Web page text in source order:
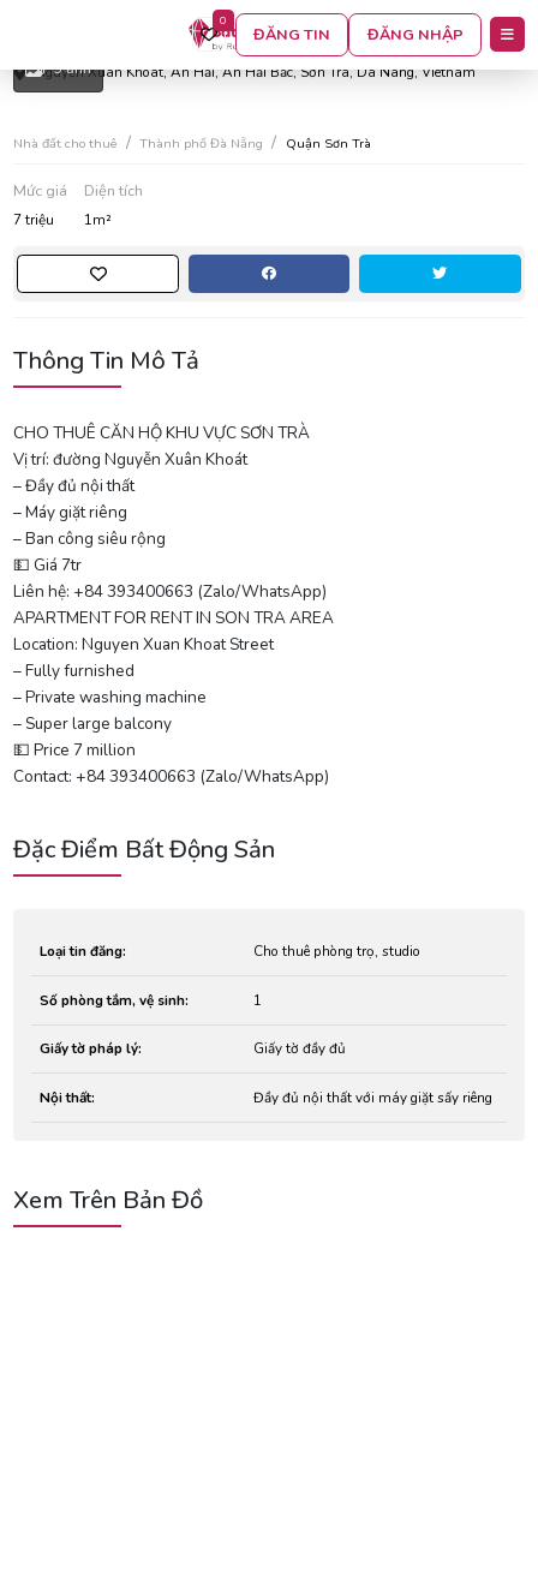
0
ĐĂNG TIN ĐĂNG NHẬP
Cho thuê căn hộ khu vực sơn trà
Nguyễn Xuân Khoát, An Hải, An Hải Bắc, Sơn Trà, Da Nang, Vietnam
5 ảnh
Nhà đất cho thuê Thành phố Đà Nẵng Quận Sơn Trà
Mức giá
7 triệu
Diện tích
1m²
Thông Tin Mô Tả
CHO THUÊ CĂN HỘ KHU VỰC SƠN TRÀ
Vị trí: đường Nguyễn Xuân Khoát
– Đầy đủ nội thất
– Máy giặt riêng
– Ban công siêu rộng
💵 Giá 7tr
Liên hệ: +84 393400663 (Zalo/WhatsApp)
APARTMENT FOR RENT IN SON TRA AREA
Location: Nguyen Xuan Khoat Street
– Fully furnished
– Private washing machine
– Super large balcony
💵 Price 7 million
Contact: +84 393400663 (Zalo/WhatsApp)
Đặc Điểm Bất Động Sản
Loại tin đăng: Cho thuê phòng trọ, studio
Số phòng tắm, vệ sinh: 1
Giấy tờ pháp lý: Giấy tờ đầy đủ
Nội thất: Đầy đủ nội thất với máy giặt sấy riêng
Xem Trên Bản Đồ